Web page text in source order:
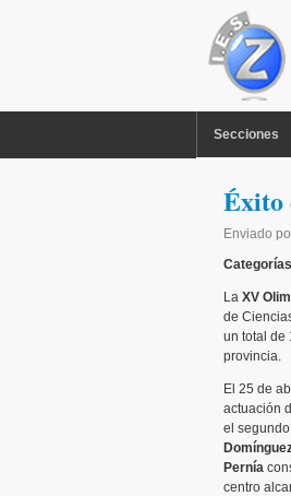
Secciones
Éxito
Enviado
La XV
de
un total de
provincia.
El 25 de
actuación
el
Pernía
centro